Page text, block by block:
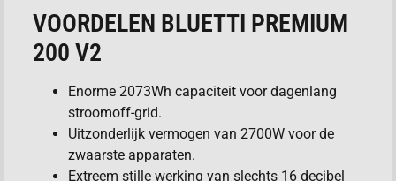
VOORDELEN BLUETTI PREMIUM
200 V2
Enorme 2073Wh capaciteit voor dagenlang
stroomoff-grid.
Uitzonderlijk vermogen van 2700W voor de
zwaarste apparaten.
Extreem stille werking van slechts 16 decibel